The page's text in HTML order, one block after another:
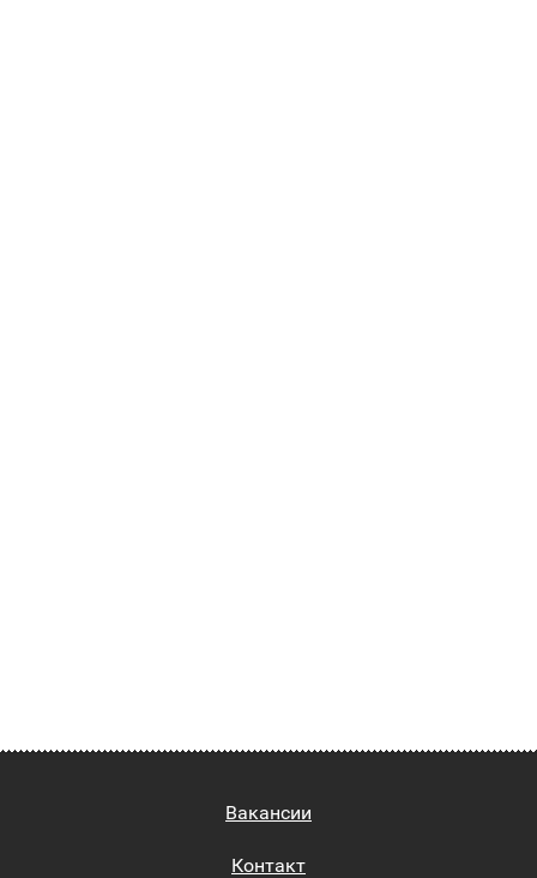
Вакансии
Контакт